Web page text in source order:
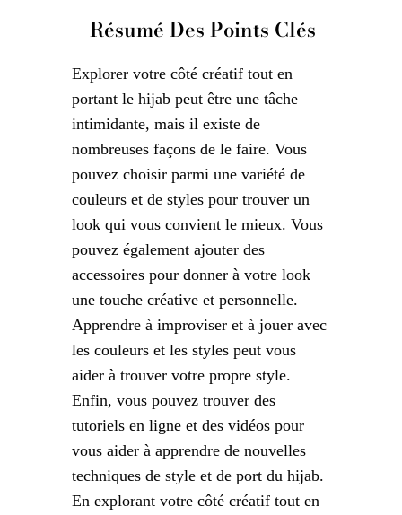
Résumé Des Points Clés
Explorer votre côté créatif tout en
portant le hijab peut être une tâche
intimidante, mais il existe de
nombreuses façons de le faire. Vous
pouvez choisir parmi une variété de
couleurs et de styles pour trouver un
look qui vous convient le mieux. Vous
pouvez également ajouter des
accessoires pour donner à votre look
une touche créative et personnelle.
Apprendre à improviser et à jouer avec
les couleurs et les styles peut vous
aider à trouver votre propre style.
Enfin, vous pouvez trouver des
tutoriels en ligne et des vidéos pour
vous aider à apprendre de nouvelles
techniques de style et de port du hijab.
En explorant votre côté créatif tout en